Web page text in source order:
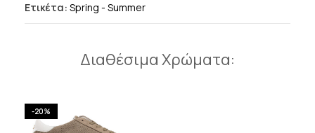
Ετικέτα: Spring - Summer
Διαθέσιμα Χρώματα:
-20%